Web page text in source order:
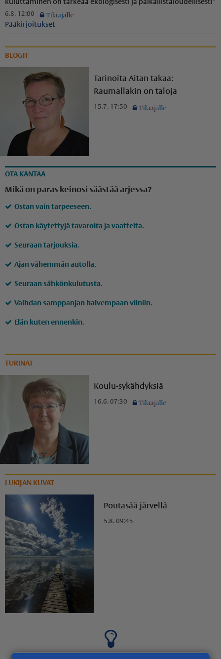
kuluttaminen on tärkeää ekologisesti ja paikal­lis­ta­lou­del­li­sesti"
6.8. 12:00
Pääkirjoitukset
BLOGIT
Tarinoita Aitan takaa:
Raumallakin on taloja
15.7. 17:50
OTA KANTAA
Mikä on paras keinosi säästää arjessa?
Ostan vain tarpeeseen.
Ostan käytettyjä tavaroita ja vaatteita.
Seuraan tarjouksia.
Ajan vähemmän autolla.
Seuraan sähkönkulutusta.
Vaihdan samppanjan halvempaan viiniin.
Elän kuten ennenkin.
TURINAT
Koulu-sykähdyksiä
16.6. 07:30
LUKIJAN KUVAT
Poutasää järvellä
5.8. 09:45